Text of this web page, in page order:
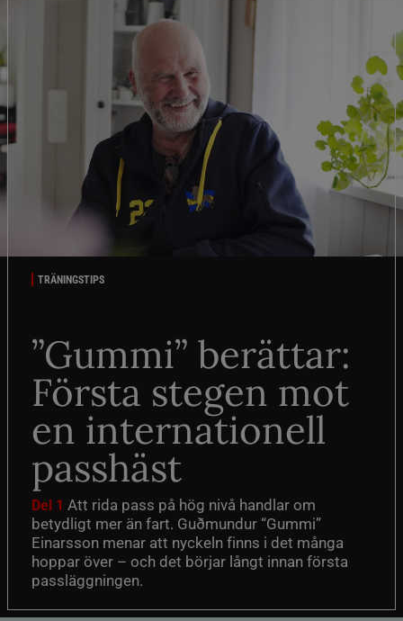
TRÄNINGSTIPS
”Gummi” berättar:
Första stegen mot
en internationell
passhäst
Del 1 Att rida pass på hög nivå handlar om
betydligt mer än fart. Guðmundur “Gummi”
Einarsson menar att nyckeln finns i det många
hoppar över – och det börjar långt innan första
passläggningen.